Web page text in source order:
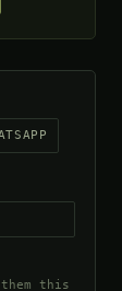
this